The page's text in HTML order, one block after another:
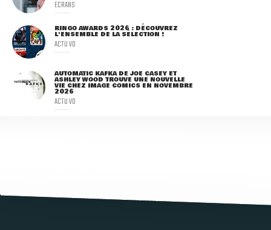
ECRANS
RINGO AWARDS 2026 : DÉCOUVREZ
L'ENSEMBLE DE LA SÉLECTION !
ACTU VO
AUTOMATIC KAFKA DE JOE CASEY ET
ASHLEY WOOD TROUVE UNE NOUVELLE
VIE CHEZ IMAGE COMICS EN NOVEMBRE
2026
ACTU VO